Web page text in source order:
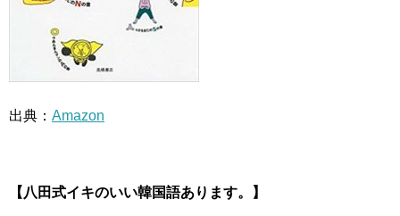
出典： Amazon
【八田式イキのいい韓国語あります。】